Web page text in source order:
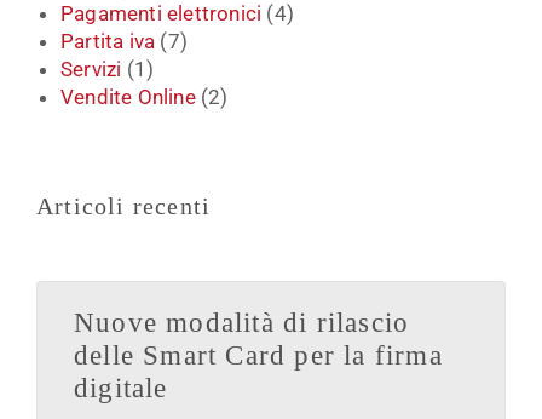
Pagamenti elettronici (4)
Partita iva (7)
Servizi (1)
Vendite Online(2)
Articoli recenti
Nuove modalità di rilascio
delle Smart Card per la firma
digitale